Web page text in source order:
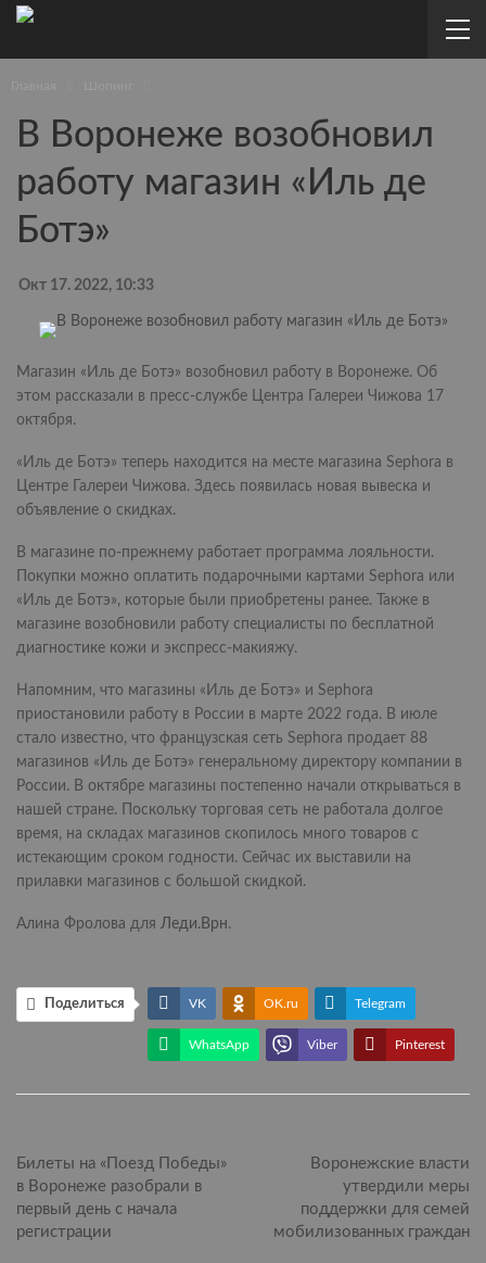
В Воронеже возобновил
работу магазин «Иль де
Ботэ»
Окт 17. 2022, 10:33
Магазин «Иль де Ботэ» возобновил работу в Воронеже. Об
этом рассказали в пресс-службе Центра Галереи Чижова 17
октября.
«Иль де Ботэ» теперь находится на месте магазина Sephora в
Центре Галереи Чижова. Здесь появилась новая вывеска и
объявление о скидках.
В магазине по-прежнему работает программа лояльности.
Покупки можно оплатить подарочными картами Sephora или
«Иль де Ботэ», которые были приобретены ранее. Также в
магазине возобновили работу специалисты по бесплатной
диагностике кожи и экспресс-макияжу.
Напомним, что магазины «Иль де Ботэ» и Sephora
приостановили работу в России в марте 2022 года. В июле
стало известно, что французская сеть Sephora продает 88
магазинов «Иль де Ботэ» генеральному директору компании в
России. В октябре магазины постепенно начали открываться в
нашей стране. Поскольку торговая сеть не работала долгое
время, на складах магазинов скопилось много товаров с
истекающим сроком годности. Сейчас их выставили на
прилавки магазинов с большой скидкой.
Алина Фролова для Леди.Врн.
Поделиться VK OK.ru Telegram
WhatsApp Viber Pinterest
Билеты на «Поезд Победы»
в Воронеже разобрали в
первый день с начала
регистрации
Воронежские власти
утвердили меры
поддержки для семей
мобилизованных граждан